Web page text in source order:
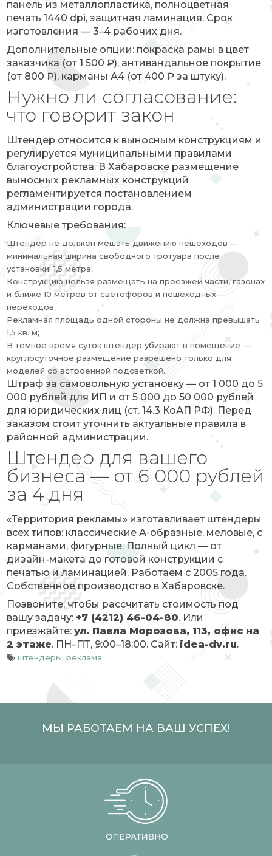
панель из металлопластика, полноцветная
печать 1440 dpi, защитная ламинация. Срок
изготовления — 3–4 рабочих дня.
Дополнительные опции: покраска рамы в цвет
заказчика (от 1 500 ₽), антивандальное покрытие
(от 800 ₽), карманы А4 (от 400 ₽ за штуку).
Нужно ли согласование:
что говорит закон
Штендер относится к выносным конструкциям и
регулируется муниципальными правилами
благоустройства. В Хабаровске размещение
выносных рекламных конструкций
регламентируется постановлением
администрации города.
Ключевые требования:
Штендер не должен мешать движению пешеходов —
минимальная ширина свободного тротуара после
установки: 1,5 метра;
Конструкцию нельзя размещать на проезжей части, газонах
и ближе 10 метров от светофоров и пешеходных
переходов;
Рекламная площадь одной стороны не должна превышать
1,5 кв. м;
В тёмное время суток штендер убирают в помещение —
круглосуточное размещение разрешено только для
моделей со встроенной подсветкой.
Штраф за самовольную установку — от 1 000 до 5
000 рублей для ИП и от 5 000 до 50 000 рублей
для юридических лиц (ст. 14.3 КоАП РФ). Перед
заказом стоит уточнить актуальные правила в
районной администрации.
Штендер для вашего
бизнеса — от 6 000 рублей
за 4 дня
«Территория рекламы» изготавливает штендеры
всех типов: классические А-образные, меловые, с
карманами, фигурные. Полный цикл — от
дизайн-макета до готовой конструкции с
печатью и ламинацией. Работаем с 2005 года.
Собственное производство в Хабаровске.
Позвоните, чтобы рассчитать стоимость под
вашу задачу:+7 (4212) 46-04-80. Или
приезжайте:ул. Павла Морозова, 113, офис на
2 этаже. ПН–ПТ, 9:00–18:00. Сайт: idea-dv.ru.
штендеры;реклама
МЫ РАБОТАЕМ НА ВАШ УСПЕХ!